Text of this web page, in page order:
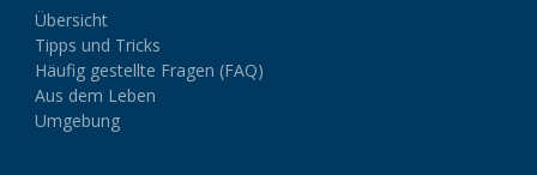
Übersicht
Tipps und Tricks
Häufig gestellte Fragen (FAQ)
Aus dem Leben
Umgebung